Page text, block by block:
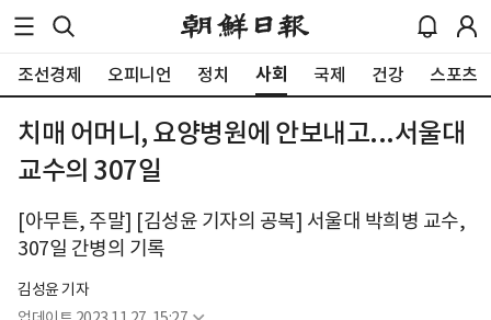
조선경제 오피니언 정치 사회 국제 건강 스포츠
치매 어머니, 요양병원에 안보내고...서울대
교수의 307일
[아무튼, 주말] [김성윤 기자의 공복] 서울대 박희병 교수,
307일 간병의 기록
김성윤 기자